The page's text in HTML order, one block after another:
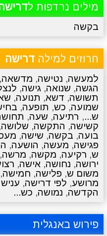
מילים נרדפות ל
בקשה
חרוזים למילה דרישה
למעשה, נטישה, מדשאה,
הגשה, שנואה, גישה,
תשושה, דשא, תנועה,
שמועה, כש, תופעה,
ש..., רתיעה, שעה,
קשישה, התקשה, שלושה,
בועה, בקשה, שישה,
פגישה, מעשה, הושעה,
ש, רקיעה, מקשה, מרשה,
ירושה, נחושה, אישה,
משום ש, פלישה, חמישה,
מרושע, לפי דרישה,
הקדשה, נמושה, כש...
פירוש באנגלית